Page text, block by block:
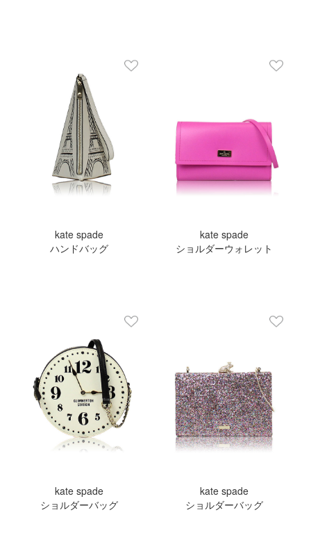
kate spade
ハンドバッグ
kate spade
ショルダーウォレット
kate spade
ショルダーバッグ
kate spade
ショルダーバッグ